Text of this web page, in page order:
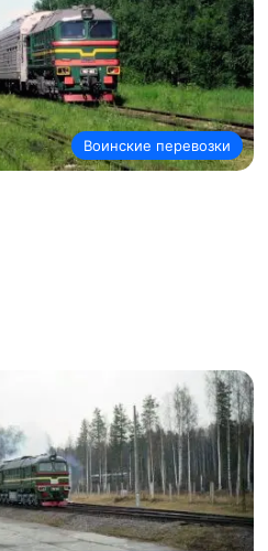
Воинские перевозки